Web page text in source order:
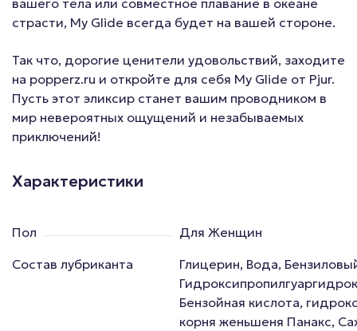
страсти, My Glide всегда будет на вашей стороне.
Так что, дорогие ценители удовольствий, заходите
на popperz.ru и откройте для себя My Glide от Pjur.
Пусть этот эликсир станет вашим проводником в
мир невероятных ощущений и незабываемых
приключений!
Характеристики
Пол
Для Женщин
Состав лубриканта
Глицерин, Вода,
Бензойная кислота,
корня женьшеня Панакс,